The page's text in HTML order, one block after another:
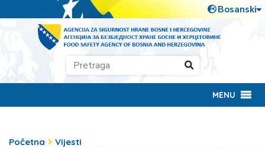
MENU
Početna Vijesti